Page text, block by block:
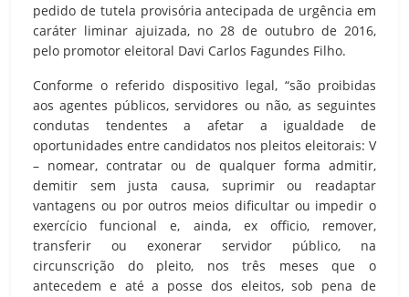
pedido de tutela provisória antecipada de urgência em
caráter liminar ajuizada, no 28 de outubro de 2016,
pelo promotor eleitoral Davi Carlos Fagundes Filho.
Conforme o referido dispositivo legal, “são proibidas
aos agentes públicos, servidores ou não, as seguintes
condutas tendentes a afetar a igualdade de
oportunidades entre candidatos nos pleitos eleitorais: V
– nomear, contratar ou de qualquer forma admitir,
demitir sem justa causa, suprimir ou readaptar
vantagens ou por outros meios dificultar ou impedir o
exercício funcional e, ainda, ex officio, remover,
transferir ou exonerar servidor público, na
circunscrição do pleito, nos três meses que o
antecedem e até a posse dos eleitos, sob pena de